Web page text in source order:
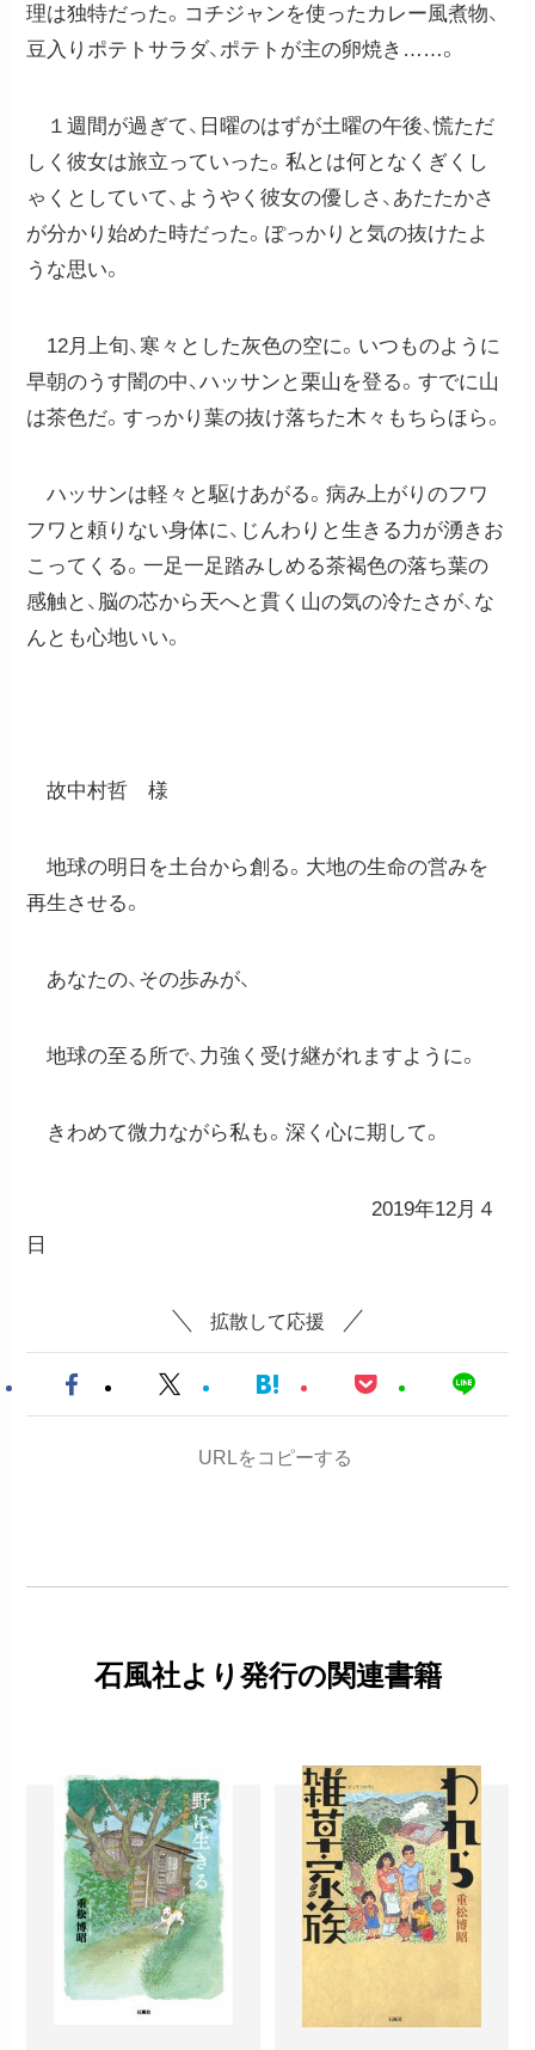
理は独特だった。コチジャンを使ったカレー風煮物、
豆入りポテトサラダ、ポテトが主の卵焼き……。
１週間が過ぎて、日曜のはずが土曜の午後、慌ただ
しく彼女は旅立っていった。私とは何となくぎくし
ゃくとしていて、ようやく彼女の優しさ、あたたかさ
が分かり始めた時だった。ぽっかりと気の抜けたよ
うな思い。
12月上旬、寒々とした灰色の空に。いつものように
早朝のうす闇の中、ハッサンと栗山を登る。すでに山
は茶色だ。すっかり葉の抜け落ちた木々もちらほら。
ハッサンは軽々と駆けあがる。病み上がりのフワ
フワと頼りない身体に、じんわりと生きる力が湧きお
こってくる。一足一足踏みしめる茶褐色の落ち葉の
感触と、脳の芯から天へと貫く山の気の冷たさが、な
んとも心地いい。
故中村哲 様
地球の明日を土台から創る。大地の生命の営みを
再生させる。
あなたの、その歩みが、
地球の至る所で、力強く受け継がれますように。
きわめて微力ながら私も。深く心に期して。
2019年12月４
日
拡散して応援
URLをコピーする
石風社より発行の関連書籍